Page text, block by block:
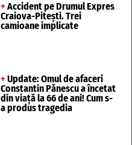
+ Accident pe Drumul Expres
Craiova-Pitești. Trei
camioane implicate
+ Update: Omul de afaceri
Constantin Pănescu a încetat
din viață la 66 de ani! Cum s-
a produs tragedia